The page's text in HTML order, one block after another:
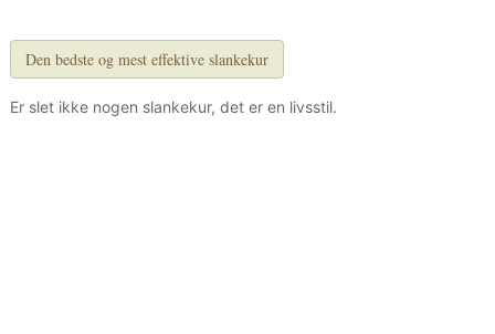
Den bedste og mest effektive slankekur
Er slet ikke nogen slankekur, det er en livsstil.